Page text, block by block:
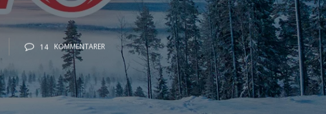
14 KOMMENTARER